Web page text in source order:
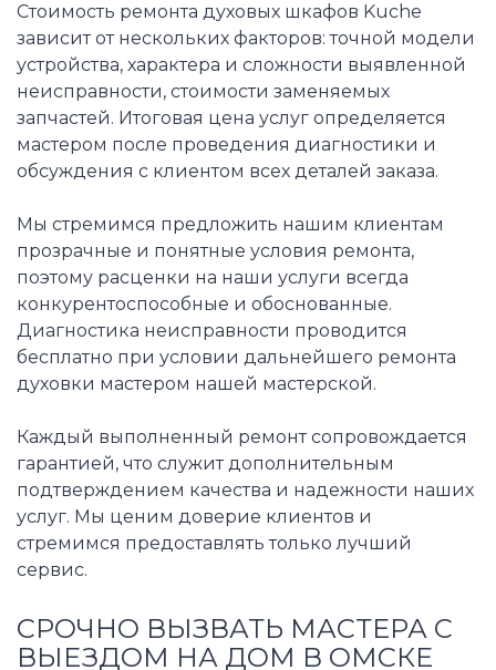
Стоимость ремонта духовых шкафов Kuche
зависит от нескольких факторов: точной модели
устройства, характера и сложности выявленной
неисправности, стоимости заменяемых
запчастей. Итоговая цена услуг определяется
мастером после проведения диагностики и
обсуждения с клиентом всех деталей заказа.
Мы стремимся предложить нашим клиентам
прозрачные и понятные условия ремонта,
поэтому расценки на наши услуги всегда
конкурентоспособные и обоснованные.
Диагностика неисправности проводится
бесплатно при условии дальнейшего ремонта
духовки мастером нашей мастерской.
Каждый выполненный ремонт сопровождается
гарантией, что служит дополнительным
подтверждением качества и надежности наших
услуг. Мы ценим доверие клиентов и
стремимся предоставлять только лучший
сервис.
СРОЧНО ВЫЗВАТЬ МАСТЕРА С
ВЫЕЗДОМ НА ДОМ В ОМСКЕ